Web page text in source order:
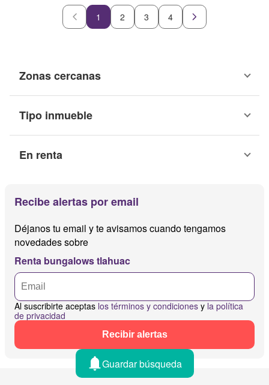
1 2 3 4
Zonas cercanas
Tipo inmueble
En renta
Recibe alertas por email
Déjanos tu email y te avisamos cuando tengamos
novedades sobre
Renta bungalows tlahuac
Al suscribirte aceptas los términos y condiciones y la política
de privacidad
Recibir alertas
Guardar búsqueda